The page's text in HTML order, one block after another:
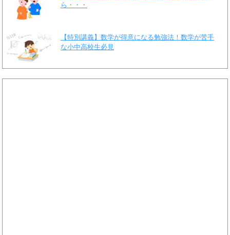
ら・・・
【特別講義】数学が得意になる勉強法！数学が苦手
な小中高校生必見